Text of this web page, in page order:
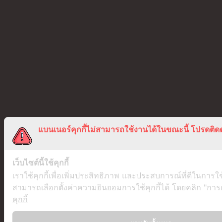
แบนเนอร์คุกกี้ไม่สามารถใช้งานได้ในขณะนี้ โปรดติด
เว็บไซต์นี้ใช้คุกกี้
เราใช้คุกกี้เพื่อเพิ่มประสิทธิภาพ และประสบการณ์ที่ดีในการ
สามารถเลือกตั้งค่าความยินยอมการใช้คุกกี้ได้ โดยคลิก "กา
คุกกี้